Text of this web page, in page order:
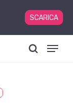
Menu
SCARICA